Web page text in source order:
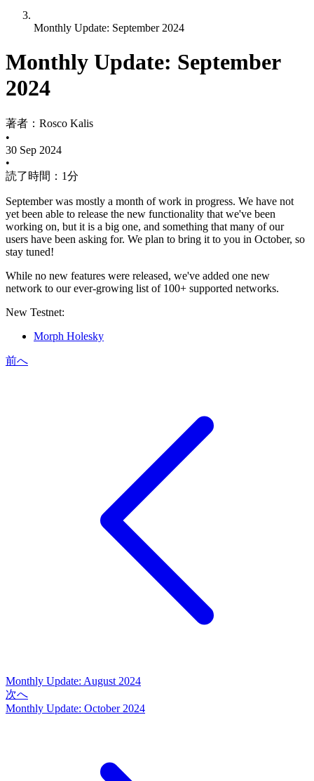
Monthly Update: September 2024
Monthly Update: September
2024
著者： Rosco Kalis
•
30 Sep 2024
•
読了時間：1分
September was mostly a month of work in progress. We have not
yet been able to release the new functionality that we've been
working on, but it is a big one, and something that many of our
users have been asking for. We plan to bring it to you in October, so
stay tuned!
While no new features were released, we've added one new
network to our ever-growing list of 100+ supported networks.
New Testnet:
Morph Holesky
前へ
Monthly Update: August 2024
次へ
Monthly Update: October 2024